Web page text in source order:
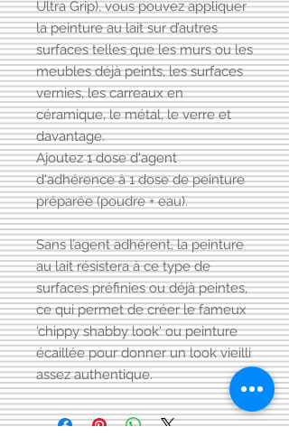
Ultra Grip), vous pouvez appliquer
la peinture au lait sur d’autres
surfaces telles que les murs ou les
meubles déjà peints, les surfaces
vernies, les carreaux en
céramique, le métal, le verre et
davantage.
Ajoutez 1 dose d'agent
d'adhérence à 1 dose de peinture
préparée (poudre + eau).
Sans l’agent adhérent, la peinture
au lait résistera à ce type de
surfaces préfinies ou déjà peintes,
ce qui permet de créer le fameux
'chippy shabby look' ou peinture
écaillée pour donner un look vieilli
assez authentique.